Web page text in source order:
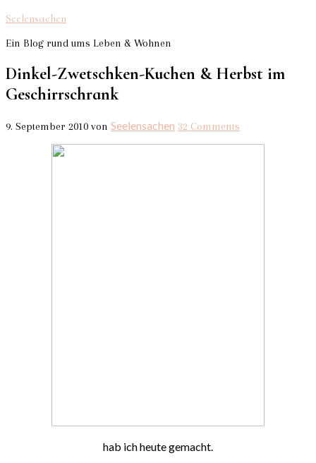
Seelensachen
Ein Blog rund ums Leben & Wohnen
Dinkel-Zwetschken-Kuchen & Herbst im
Geschirrschrank
9. September 2010 von Seelensachen 32 Comments
hab ich heute gemacht.